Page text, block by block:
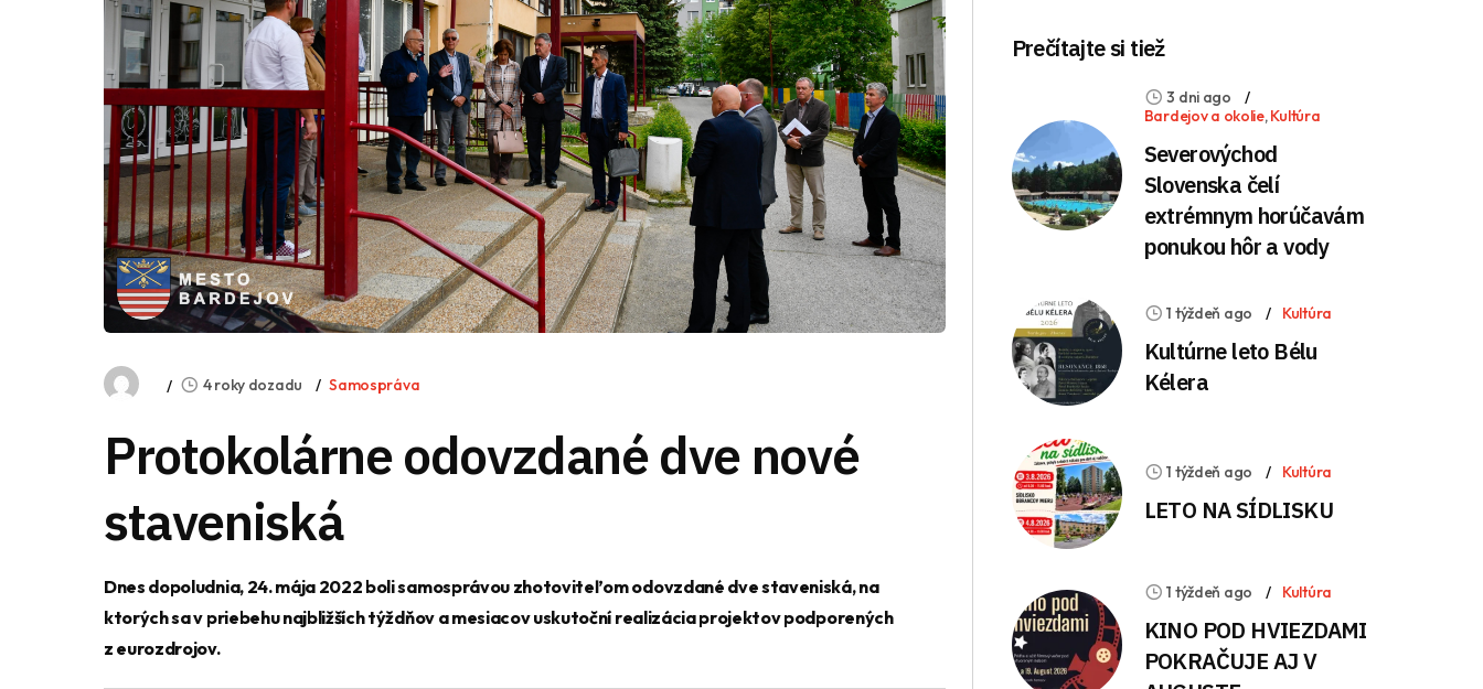
4 roky dozadu Samospráva
Protokolárne odovzdané dve nové
staveniská
Dnes dopoludnia, 24. mája 2022 boli samosprávou zhotoviteľom odovzdané dve staveniská, na
ktorých sa v priebehu najbližších týždňov a mesiacov uskutoční realizácia projektov podporených
z eurozdrojov.
Prečítajte si tiež
3 dni ago
Bardejov a okolie,Kultúra
Severovýchod
Slovenska čelí
extrémnym horúčavám
ponukou hôr a vody
1 týždeň ago Kultúra
Kultúrne leto Bélu
Kélera
1 týždeň ago Kultúra
LETO NA SÍDLISKU
1 týždeň ago Kultúra
KINO POD HVIEZDAMI
POKRAČUJE AJ V